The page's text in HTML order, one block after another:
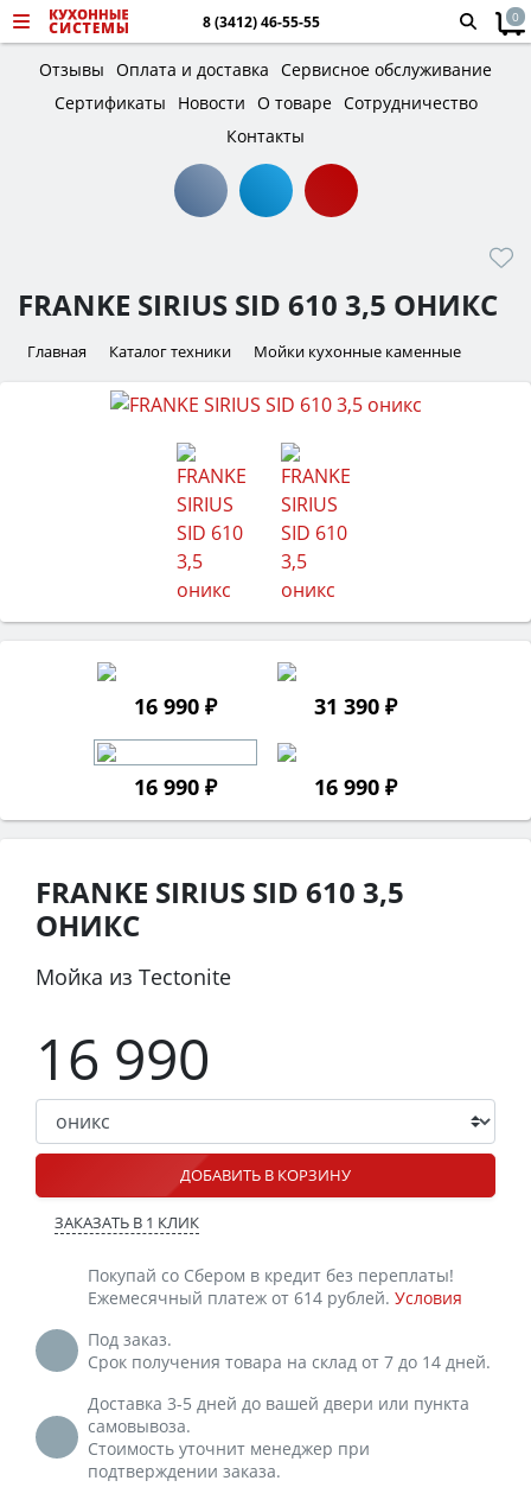
8 (3412) 46-55-55 0
Отзывы Оплата и доставка Сервисное обслуживание
Сертификаты
Новости О товаре Сотрудничество
Контакты
FRANKE SIRIUS SID 610 3,5 ОНИКС
Главная Каталог техники Мойки кухонные каменные
16 990 ₽ 31 390 ₽
16 990 ₽ 16 990 ₽
FRANKE SIRIUS SID 610 3,5
ОНИКС
Мойка из Tectonite
16 990
ДОБАВИТЬ В КОРЗИНУ
ЗАКАЗАТЬ В 1 КЛИК
Покупай со Сбером в кредит без переплаты!
Ежемесячный платеж от 614 рублей. Условия
Под заказ.
Срок получения товара на склад от 7 до 14 дней.
Доставка 3-5 дней до вашей двери или пункта
самовывоза.
Стоимость уточнит менеджер при
подтверждении заказа.